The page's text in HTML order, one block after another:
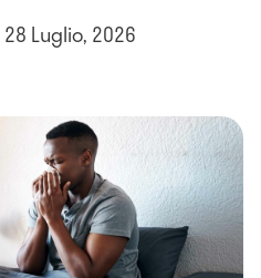
Luglio, 2026